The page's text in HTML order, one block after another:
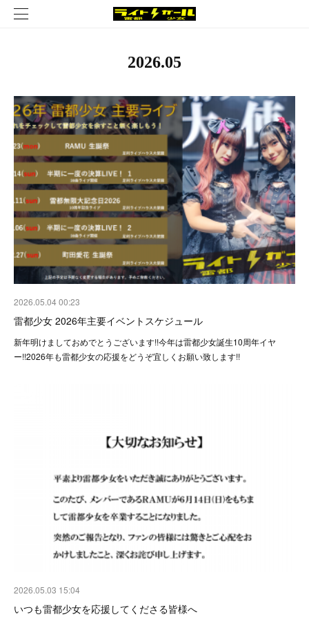
2026.05
2026.05.04 00:23
雷都少女 2026年主要イベントスケジュール
新年明けましておめでとうございます!!今年は雷都少女誕生10周年イヤ
ー!!2026年も雷都少女の応援をどうぞ宜しくお願い致します!!
2026.05.03 15:04
いつも雷都少女を応援してくださる皆様へ